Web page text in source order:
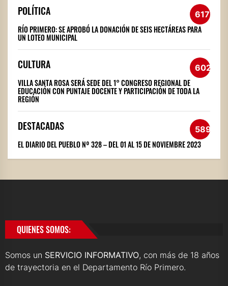
POLÍTICA 617
RÍO PRIMERO: SE APROBÓ LA DONACIÓN DE SEIS HECTÁREAS PARA
UN LOTEO MUNICIPAL
CULTURA 602
VILLA SANTA ROSA SERÁ SEDE DEL 1° CONGRESO REGIONAL DE
EDUCACIÓN CON PUNTAJE DOCENTE Y PARTICIPACIÓN DE TODA LA
REGIÓN
DESTACADAS 589
EL DIARIO DEL PUEBLO Nº 328 – DEL 01 AL 15 DE NOVIEMBRE 2023
QUIENES SOMOS:
Somos un SERVICIO INFORMATIVO, con más de 18 años
de trayectoria en el Departamento Río Primero.